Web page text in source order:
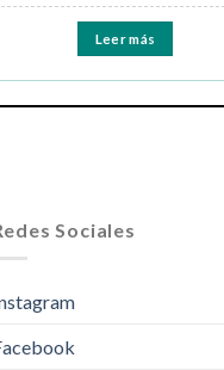
Leer más
Sociales